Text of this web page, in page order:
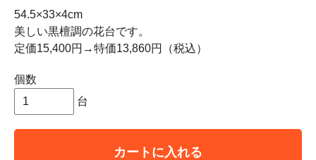
54.5×33×4cm
美しい黒檀調の花台です。
定価15,400円→特価13,860円（税込）
個数
台
カートに入れる